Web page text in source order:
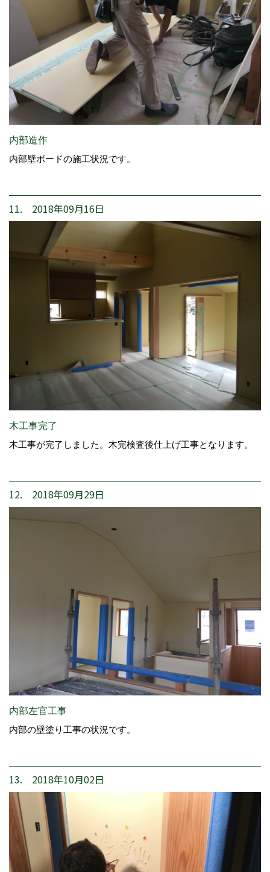
内部造作
内部壁ボードの施工状況です。
11. 2018年09月16日
木工事完了
木工事が完了しました。木完検査後仕上げ工事となります。
12. 2018年09月29日
内部左官工事
内部の壁塗り工事の状況です。
13. 2018年10月02日